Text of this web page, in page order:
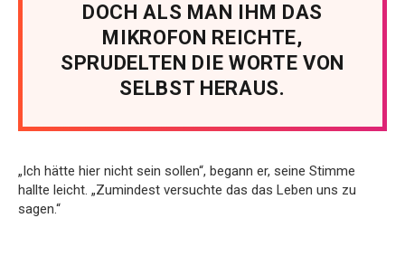
DOCH ALS MAN IHM DAS
MIKROFON REICHTE,
SPRUDELTEN DIE WORTE VON
SELBST HERAUS.
„Ich hätte hier nicht sein sollen“, begann er, seine Stimme
hallte leicht. „Zumindest versuchte das das Leben uns zu
sagen.“